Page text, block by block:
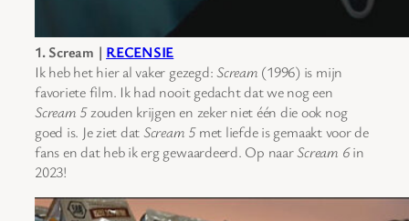
1. Scream | RECENSIE
Ik heb het hier al vaker gezegd:Scream (1996) is mijn
favoriete film. Ik had nooit gedacht dat we nog een
Scream 5zouden krijgen en zeker niet één die ook nog
goed is. Je ziet datScream 5met liefde is gemaakt voor de
fans en dat heb ik erg gewaardeerd. Op naarScream 6in
2023!